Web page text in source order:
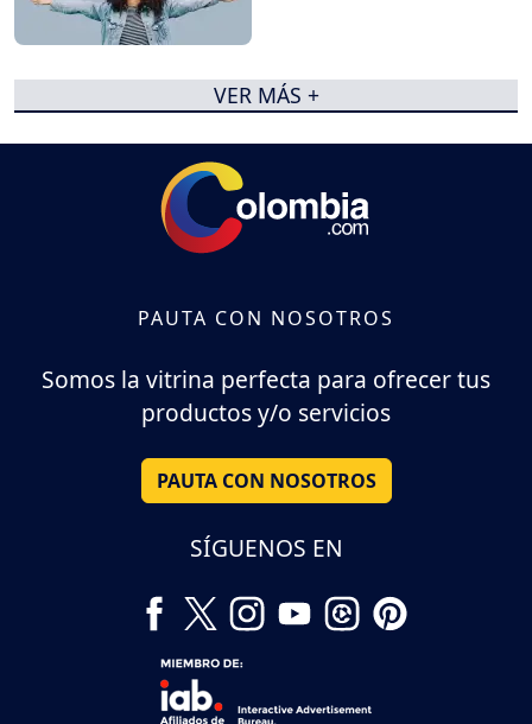
VER MÁS +
PAUTA CON NOSOTROS
Somos la vitrina perfecta para ofrecer tus
productos y/o servicios
PAUTA CON NOSOTROS
SÍGUENOS EN